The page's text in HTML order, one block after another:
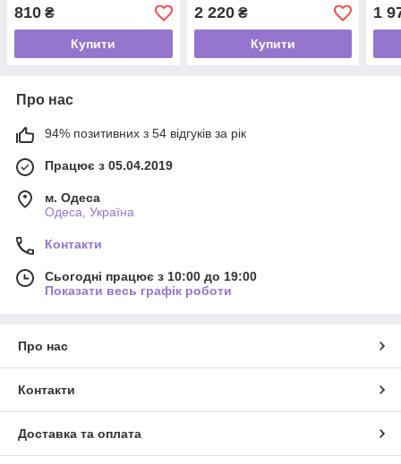
810 ₴
Купити
2 220₴
Купити
1
Про нас
94% позитивних з 54 відгуків за рік
Працює з 05.04.2019
м. Одеса
Одеса, Україна
Контакти
Сьогодні працює з 10:00 до 19:00
Показати весь графік роботи
Про нас
Контакти
Доставка та оплата